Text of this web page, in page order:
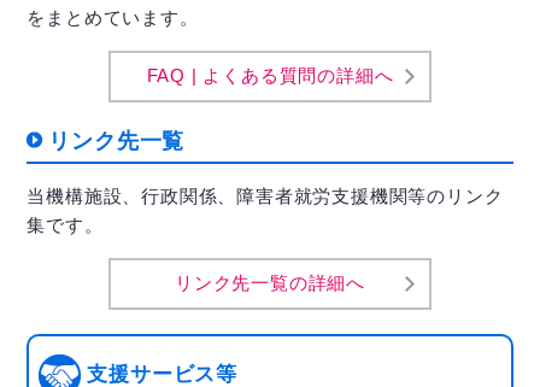
をまとめています。
FAQ | よくある質問の詳細へ
リンク先一覧
当機構施設、行政関係、障害者就労支援機関等のリンク
集です。
リンク先一覧の詳細へ
支援サービス等